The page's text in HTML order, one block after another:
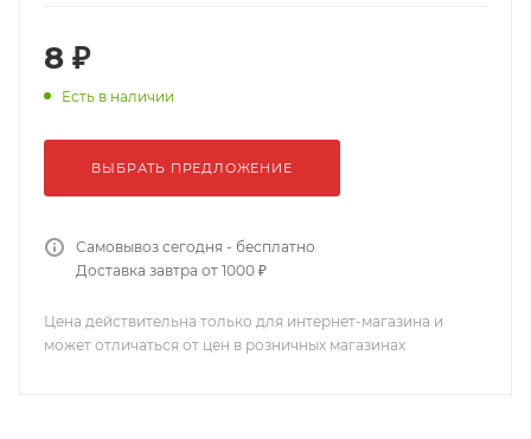
8 ₽
Есть в наличии
ВЫБРАТЬ ПРЕДЛОЖЕНИЕ
Самовывоз сегодня - бесплатно
Доставка завтра от 1000 ₽
Цена действительна только для интернет-магазина и
может отличаться от цен в розничных магазинах